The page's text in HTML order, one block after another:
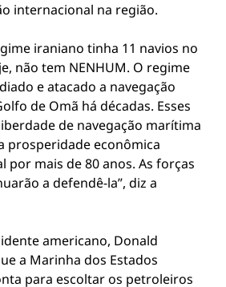
internacional na região.
iraniano tinha 11 navios no
não tem NENHUM. O regime
e atacado a navegação
de Omã há décadas. Esses
de navegação marítima
prosperidade econômica
por mais de 80 anos. As forças
a defendê-la”, diz a
americano, Donald
a Marinha dos Estados
para escoltar os petroleiros